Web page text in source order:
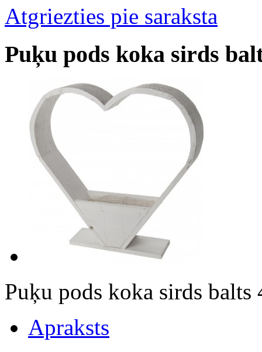
Atgriezties pie saraksta
Puķu pods koka sirds
Puķu pods koka sirds
Apraksts